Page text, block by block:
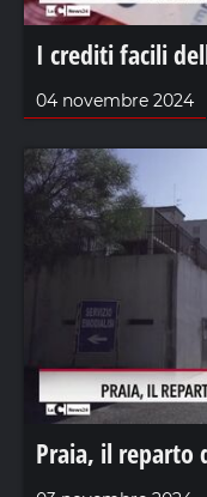
I crediti facili
04 novembre 2024
Praia, il reparto